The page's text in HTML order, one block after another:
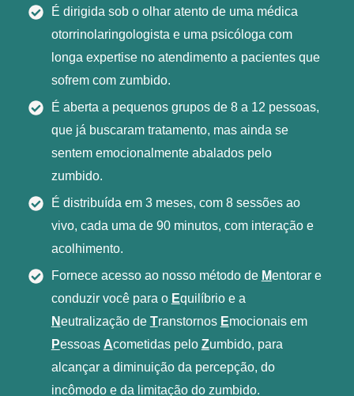
É dirigida sob o olhar atento de uma médica
otorrinolaringologista e uma psicóloga com
longa expertise no atendimento a pacientes que
sofrem com zumbido.
É aberta a pequenos grupos de 8 a 12 pessoas,
que já buscaram tratamento, mas ainda se
sentem emocionalmente abalados pelo
zumbido.
É distribuída em 3 meses, com 8 sessões ao
vivo, cada uma de 90 minutos, com interação e
acolhimento.
Fornece acesso ao nosso método de Mentorar e
conduzir você para o Equilíbrio e a
Neutralização de Transtornos Emocionais em
Pessoas Acometidas pelo Zumbido, para
alcançar a diminuição da percepção, do
incômodo e da limitação do zumbido.